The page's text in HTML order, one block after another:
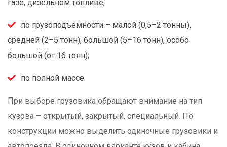
газе, дизельном топливе;
по грузоподъемности – малой (0,5–2 тонны),
средней (2–5 тонн), большой (5–16 тонн), особо
большой (от 16 тонн);
по полной массе.
При выборе грузовика обращают внимание на тип
кузова – открытый, закрытый, специальный. По
конструкции можно выделить одиночные грузовики и